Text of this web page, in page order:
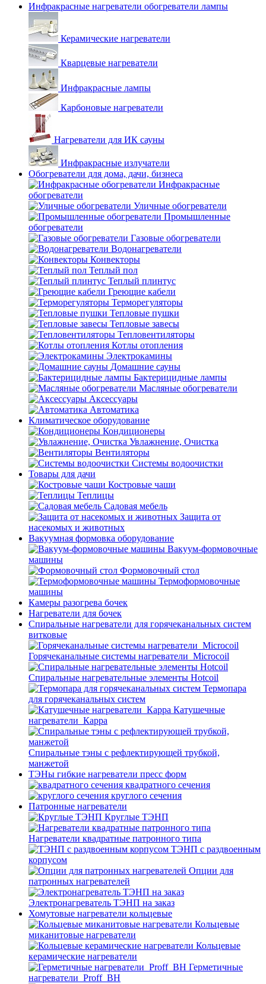
Инфракрасные нагреватели обогреватели лампы
Керамические нагреватели
Кварцевые нагреватели
Инфракрасные лампы
Карбоновые нагреватели
Нагреватели для ИК сауны
Инфракрасные излучатели
Обогреватели для дома, дачи, бизнеса
Инфракрасные
обогреватели
Уличные обогреватели
Промышленные
обогреватели
Газовые обогреватели
Водонагреватели
Конвекторы
Теплый пол
Теплый плинтус
Греющие кабели
Терморегуляторы
Тепловые пушки
Тепловые завесы
Тепловентиляторы
Котлы отопления
Электрокамины
Домашние сауны
Бактерицидные лампы
Масляные обогреватели
Аксессуары
Автоматика
Климатическое оборудование
Кондиционеры
Увлажнение, Очистка
Вентиляторы
Системы водоочистки
Товары для дачи
Костровые чаши
Теплицы
Садовая мебель
Защита от
насекомых и животных
Вакуумная формовка оборудование
Вакуум-формовочные
машины
Формовочный стол
Термоформовочные
машины
Камеры разогрева бочек
Нагреватели для бочек
Спиральные нагреватели для горячеканальных систем
витковые
Горячеканальные системы нагреватели_Microcoil
Спиральные нагревательные элементы Hotcoil
Термопара
для горячеканальных систем
Катушечные
нагреватели_Карра
Спиральные тэны с рефлектирующей трубкой,
манжетой
ТЭНы гибкие нагреватели пресс форм
квадратного сечения
круглого сечения
Патронные нагреватели
Круглые ТЭНП
Нагреватели квадратные патронного типа
ТЭНП с раздвоенным
корпусом
Опции для
патронных нагревателей
Электронагреватель ТЭНП на заказ
Хомутовые нагреватели кольцевые
Кольцевые
миканитовые нагреватели
Кольцевые
керамические нагреватели
Герметичные
нагреватели_Proff_BH